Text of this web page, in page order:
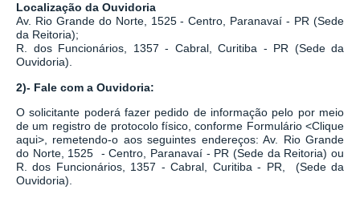
Localização da Ouvidoria
Av. Rio Grande do Norte, 1525 - Centro, Paranavaí - PR (Sede
da Reitoria);
R. dos Funcionários, 1357 - Cabral, Curitiba - PR (Sede da
Ouvidoria).
2)- Fale com a Ouvidoria:
O solicitante poderá fazer pedido de informação pelo por meio
de um registro de protocolo físico, conforme Formulário <Clique
aqui> , remetendo-o aos seguintes endereços: Av. Rio Grande
do Norte, 1525 - Centro, Paranavaí - PR (Sede da Reitoria) ou
R. dos Funcionários, 1357 - Cabral, Curitiba - PR,
(Sede da
Ouvidoria).